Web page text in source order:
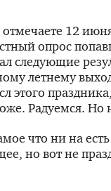
отмечаете 12
опрос
следующие
летнему
этого
Радуемся. Но
что ни на
но вот не